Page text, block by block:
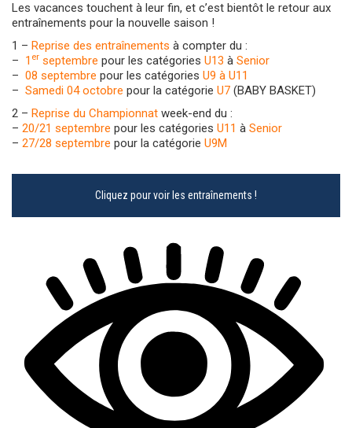
Les vacances touchent à leur fin, et c’est bientôt le retour aux
entraînements pour la nouvelle saison !
1 – Reprise des entraînements à compter du :
– 1 er septembre pour les catégories U13 à Senior
– 08 septembre pour les catégories U9 à U11
– Samedi 04 octobre pour la catégorie U7 (BABY BASKET)
2 – Reprise du Championnat week-end du :
– 20/21 septembre pour les catégories U11 à Senior
– 27/28 septembre pour la catégorie U9M
Cliquez pour voir les entraînements !